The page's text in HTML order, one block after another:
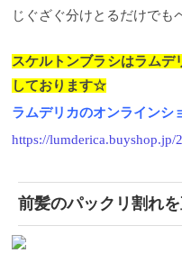
じぐざぐ分けとるだけでも
スケルトンブラシはラムデ
しております☆
ラムデリカのオンラインシ
https://lumderica.buyshop.jp/2
前髪のパックリ割れ